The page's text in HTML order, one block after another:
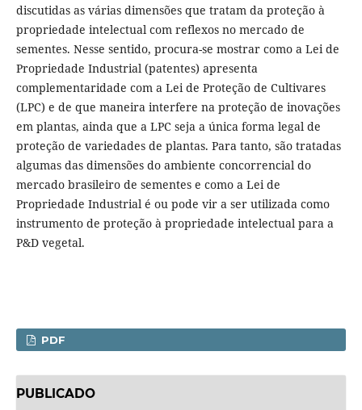
discutidas as várias dimensões que tratam da proteção à
propriedade intelectual com reflexos no mercado de
sementes. Nesse sentido, procura-se mostrar como a Lei de
Propriedade Industrial (patentes) apresenta
complementaridade com a Lei de Proteção de Cultivares
(LPC) e de que maneira interfere na proteção de inovações
em plantas, ainda que a LPC seja a única forma legal de
proteção de variedades de plantas. Para tanto, são tratadas
algumas das dimensões do ambiente concorrencial do
mercado brasileiro de sementes e como a Lei de
Propriedade Industrial é ou pode vir a ser utilizada como
instrumento de proteção à propriedade intelectual para a
P&D vegetal.
PDF
PUBLICADO